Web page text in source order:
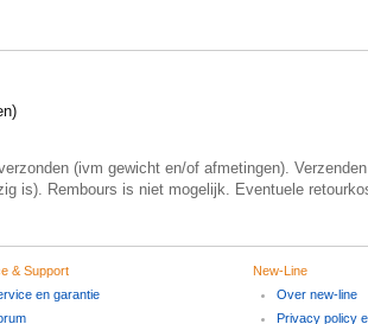
(ivm gewicht en/of afmetingen).
is). Rembours is niet mogelijk. Eventuele
& Support
en garantie
New-Line
Over new-line
Privacy policy